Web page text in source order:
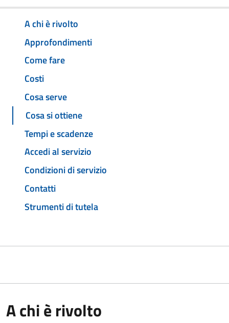
A chi è rivolto
Approfondimenti
Come fare
Costi
Cosa serve
Cosa si ottiene
Tempi e scadenze
Accedi al servizio
Condizioni di servizio
Contatti
Strumenti di tutela
A chi è rivolto